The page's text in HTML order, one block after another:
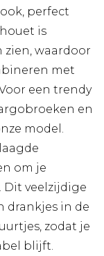
perfect
is
waardoor
met
een trendy
en
model.
om je
veelzijdige
drankjes in de
zodat je
blijft.